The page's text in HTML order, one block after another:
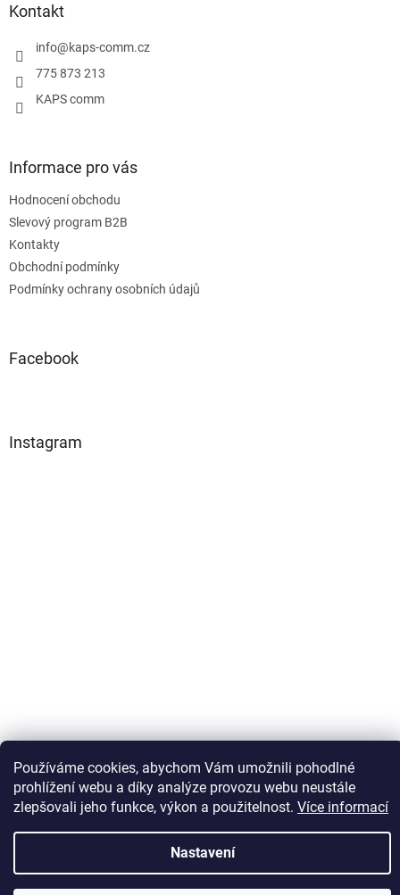
Používáme cookies, abychom Vám umožnili pohodlné
prohlížení webu a díky analýze provozu webu neustále
zlepšovali jeho funkce, výkon a použitelnost. Více informací
Nastavení
Kontakt
info@kaps-comm.cz
775 873 213
KAPS comm
Informace pro vás
Hodnocení obchodu
Slevový program B2B
Kontakty
Obchodní podmínky
Podmínky ochrany osobních údajů
Facebook
Instagram
Sledovat na Instagramu
Copyright 2026Kaps comm. Všechna práva vyhrazena.